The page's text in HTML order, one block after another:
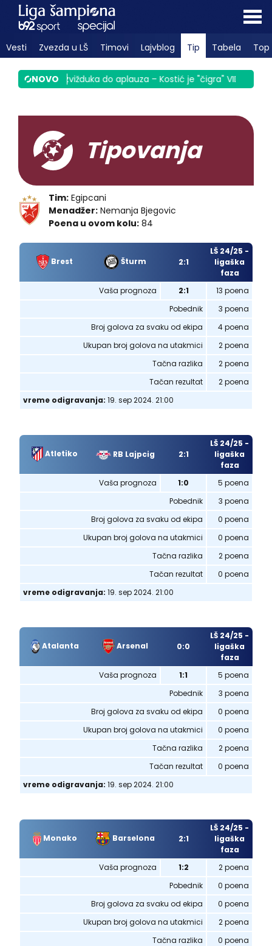
Vesti Zvezda u LŠ Timovi Lajvblog Tip Tabela Top
NOVO
Sek od zvižduka do aplauza – Kostić je "čigra" VIDEO|
Tipovanja
Tim: Egipcani
Menadžer: Nemanja Bjegovic
Poena u ovom kolu: 84
Brest Šturm 2:1
LŠ 24/25 -
ligaška
faza
Vaša prognoza
2:1
13 poena
Pobednik
3 poena
Broj golova za svaku od ekipa
4 poena
Ukupan broj golova na utakmici
2 poena
Tačna razlika
2 poena
Tačan rezultat
2 poena
vreme odigravanja: 19. sep 2024. 21:00
Atletiko RB Lajpcig 2:1
LŠ 24/25 -
ligaška
faza
Vaša prognoza
1:0
5 poena
Pobednik
3 poena
Broj golova za svaku od ekipa
0 poena
Ukupan broj golova na utakmici
0 poena
Tačna razlika
2 poena
Tačan rezultat
0 poena
vreme odigravanja: 19. sep 2024. 21:00
Atalanta Arsenal 0:0
LŠ 24/25 -
ligaška
faza
Vaša prognoza
1:1
5 poena
Pobednik
3 poena
Broj golova za svaku od ekipa
0 poena
Ukupan broj golova na utakmici
0 poena
Tačna razlika
2 poena
Tačan rezultat
0 poena
vreme odigravanja: 19. sep 2024. 21:00
Monako Barselona 2:1
LŠ 24/25 -
ligaška
faza
Vaša prognoza
1:2
2 poena
Pobednik
0 poena
Broj golova za svaku od ekipa
0 poena
Ukupan broj golova na utakmici
2 poena
Tačna razlika
0 poena